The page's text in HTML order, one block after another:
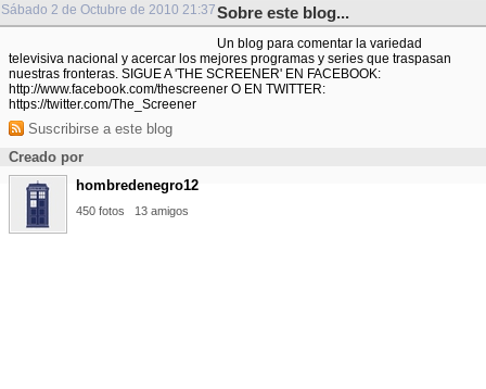
Sábado 2 de Octubre de 2010 21:37Sobre este blog...
Un blog para comentar la variedad
televisiva nacional y acercar los mejores programas y series que traspasan
nuestras fronteras. SIGUE A 'THE SCREENER' EN FACEBOOK:
http://www.facebook.com/thescreener O EN TWITTER:
https://twitter.com/The_Screener
Suscribirse a este blog
Creado por
hombredenegro12
450 fotos 13 amigos